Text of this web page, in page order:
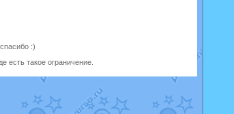
:)
есть такое ограничение.